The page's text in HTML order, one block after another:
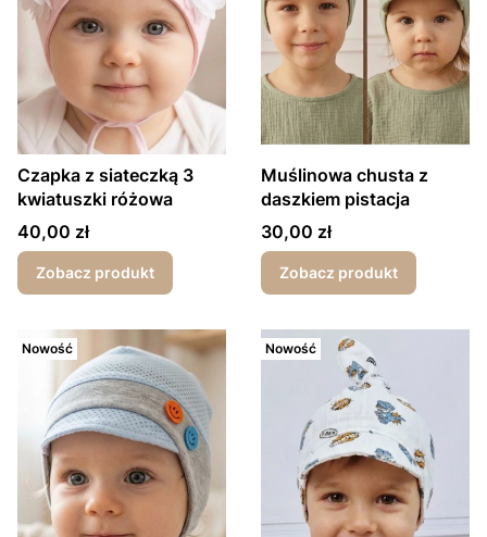
Czapka z siateczką 3
kwiatuszki różowa
Cena
40,00 zł
Zobacz produkt
Muślinowa chusta z
daszkiem pistacja
Cena
30,00 zł
Zobacz produkt
Nowość Nowość